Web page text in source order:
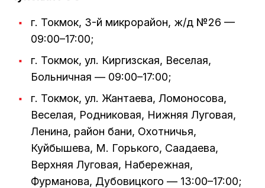
г. Токмок, 3-й микрорайон, ж/д №26 —
09:00–17:00;
г. Токмок, ул. Киргизская, Веселая,
Больничная — 09:00–17:00;
г. Токмок, ул. Жантаева, Ломоносова,
Веселая, Родниковая, Нижняя Луговая,
Ленина, район бани, Охотничья,
Куйбышева, М. Горького, Саадаева,
Верхняя Луговая, Набережная,
Фурманова, Дубовицкого — 13:00–17:00;